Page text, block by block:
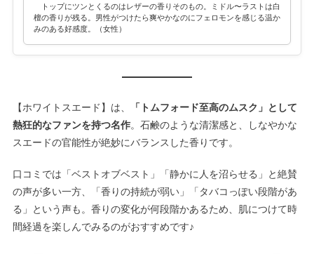
トップにツンとくるのはレザーの香りそのもの。ミドル〜ラストは白
檀の香りが残る。男性がつけたら爽やかなのにフェロモンを感じる温か
みのある好感度。（女性）
【ホワイトスエード】は、
「トムフォード至高のムスク」として
熱狂的なファンを持つ名作。石鹸のような清潔感と、しなやかな
スエードの官能性が絶妙にバランスした香りです。
口コミでは「ベストオブベスト」「静かに人を沼らせる」と絶賛
の声が多い一方、「香りの持続が弱い」「タバコっぽい段階があ
る」という声も。香りの変化が何段階かあるため、肌につけて時
間経過を楽しんでみるのがおすすめです♪